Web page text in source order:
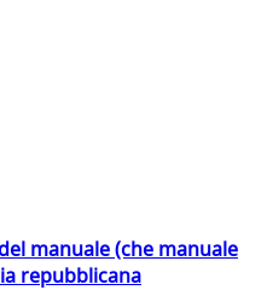
manuale (che manuale
repubblicana